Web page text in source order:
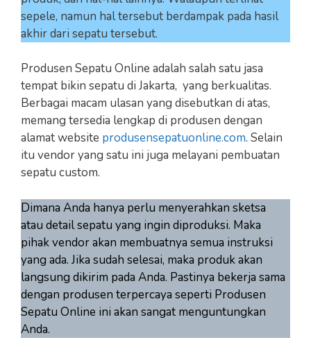
sepele, namun hal tersebut berdampak pada hasil
akhir dari sepatu tersebut.
Produsen Sepatu Online adalah salah satu jasa
tempat bikin sepatu di Jakarta, yang berkualitas.
Berbagai macam ulasan yang disebutkan di atas,
memang tersedia lengkap di produsen dengan
alamat website produsensepatuonline.com. Selain
itu vendor yang satu ini juga melayani pembuatan
sepatu custom.
Dimana Anda hanya perlu menyerahkan sketsa
atau detail sepatu yang ingin diproduksi. Maka
pihak vendor akan membuatnya semua instruksi
yang ada. Jika sudah selesai, maka produk akan
langsung dikirim pada Anda. Pastinya bekerja sama
dengan produsen terpercaya seperti Produsen
Sepatu Online ini akan sangat menguntungkan
Anda.